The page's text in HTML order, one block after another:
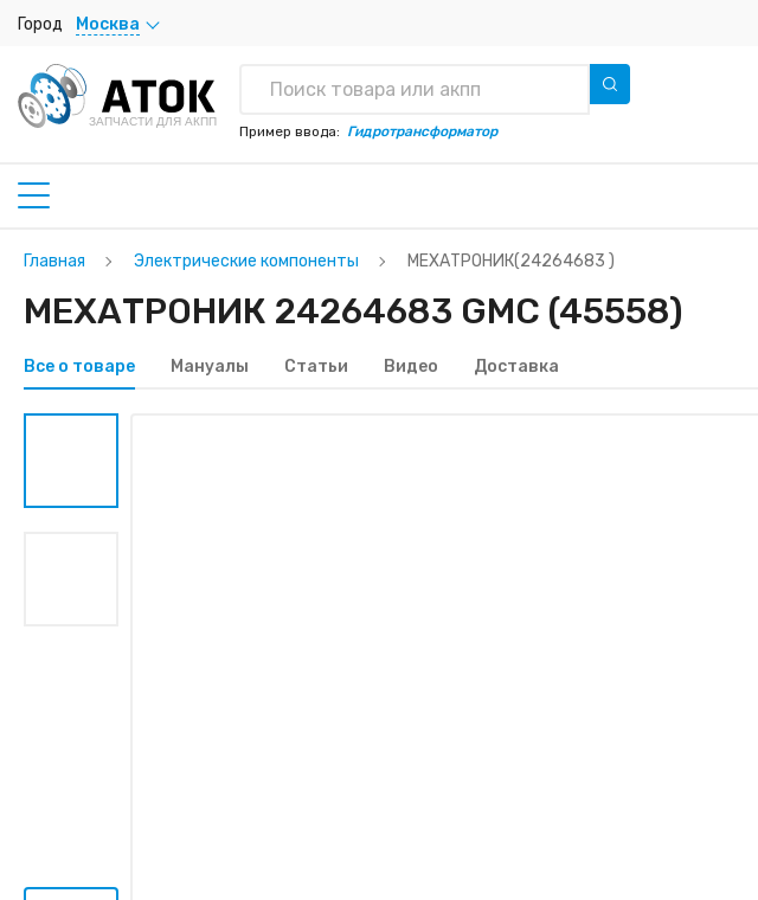
Город Москва
ЗАПЧАСТИ ДЛЯ АКПП
Пример ввода: Гидротрансформатор
Главная Электрические компоненты МЕХАТРОНИК(24264683 )
МЕХАТРОНИК 24264683 GMC (45558)
Все о товаре Мануалы Статьи Видео Доставка